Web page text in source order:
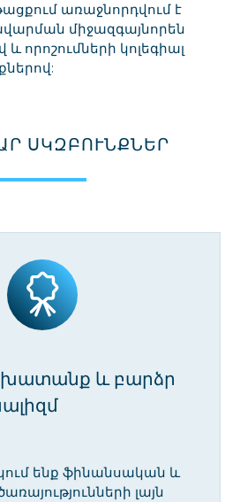
առաջնորդվում է
միջազգայնորեն
որոշումների կոլեգիալ
ՍԿԶԲՈՒՆՔՆԵՐ
և բարձր
ենք ֆինանսական և
լայն